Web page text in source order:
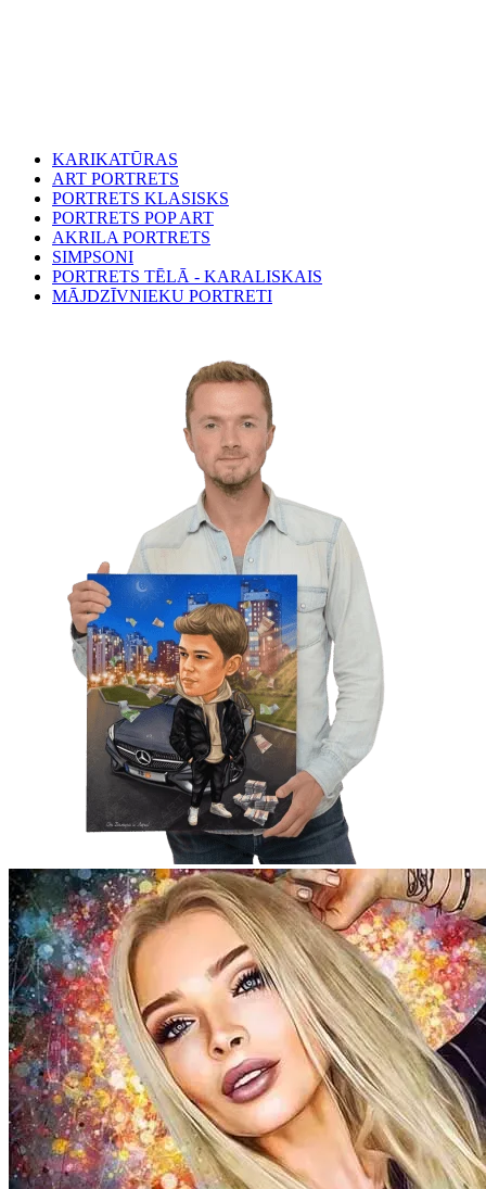
KARIKATŪRAS
ART PORTRETS
PORTRETS KLASISKS
PORTRETS POP ART
AKRILA PORTRETS
SIMPSONI
PORTRETS TĒLĀ - KARALISKAIS
MĀJDZĪVNIEKU PORTRETI